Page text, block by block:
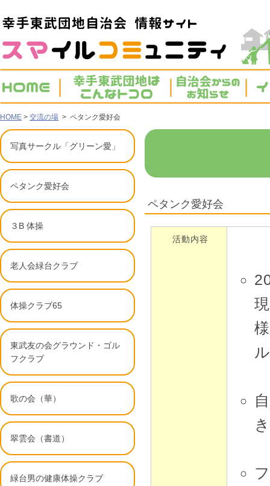
HOME > 交流の場 > ペタンク愛好会
写真サークル「グリーン愛」
ペタンク愛好会
３B 体操
老人会緑台クラブ
体操クラブ65
東武友の会グラウンド・ゴル
フクラブ
歌の会（華）
翠雲会（書道）
緑台男の健康体操クラブ
ペタンク愛好会
活動内容